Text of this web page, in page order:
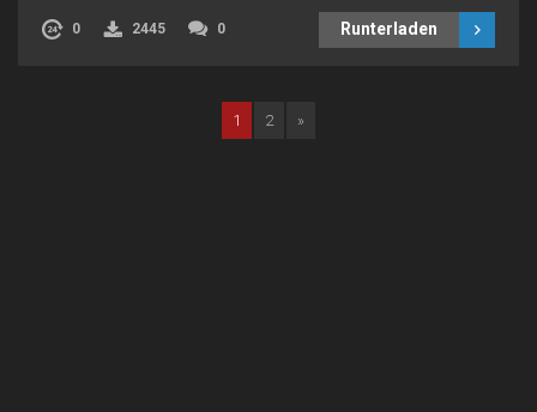
0 2445 0 Runterladen
1 2 »